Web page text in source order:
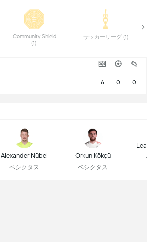
Community Shield
(1)
サッカーリーグ (1)
6 0 0
Alexander Nübel
ベシクタス
Orkun Kökçü
ベシクタス